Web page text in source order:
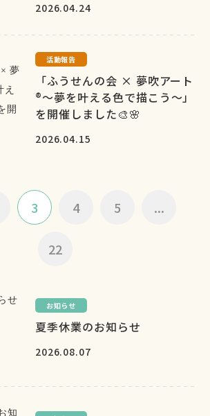
2026.04.24
活動報告
「ふうせんの会 × 夢吹アート
®〜夢を叶える色で描こう〜」
を開催しました🎨🌸
2026.04.15
3 4 5 ...
22
お知らせ
夏季休業のお知らせ
2026.08.07